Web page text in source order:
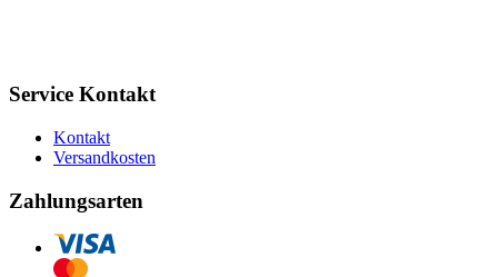
Service Kontakt
Kontakt
Versandkosten
Zahlungsarten